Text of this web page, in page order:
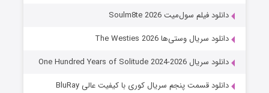
دانلود فیلم سول‌میت Soulm8te 2026
دانلود سریال وستی‌ها The Westies 2026
دانلود سریال One Hundred Years of Solitude 2024-2026
دانلود قسمت پنجم سریال کوری با کیفیت عالی BluRay